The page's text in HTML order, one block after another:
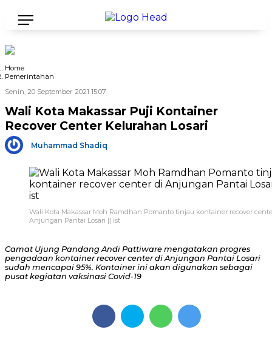
Home
Pemerintahan
Senin, 20 September 2021 15:07
Wali Kota Makassar Puji Kontainer
Recover Center Kelurahan Losari
Muhammad Shadiq
Wali Kota Makassar Moh Ramdhan Pomanto tinjau kontainer recover
Anjungan Pantai Losari || ist
Camat Ujung Pandang Andi Pattiware mengatakan progres
pengadaan kontainer recover center di Anjungan Pantai Losari
sudah mencapai 95%. Kontainer ini akan digunakan sebagai
pusat kegiatan vaksinasi Covid-19